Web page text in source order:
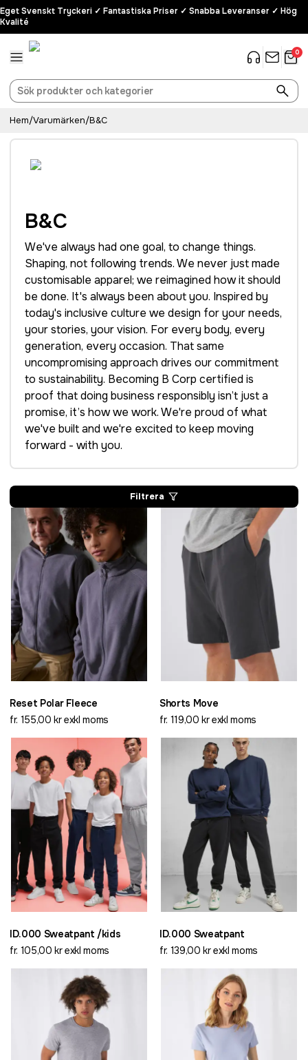
Eget Svenskt Tryckeri ✓ Fantastiska Priser ✓ Snabba Leveranser ✓ Hög
Kvalité
0
Hem/Varumärken/B&C
B&C
We've always had one goal, to change things.
Shaping, not following trends. We never just made
customisable apparel; we reimagined how it should
be done. It's always been about you. Inspired by
today's inclusive culture we design for your needs,
your stories, your vision. For every body, every
generation, every occasion. That same
uncompromising approach drives our commitment
to sustainability. Becoming B Corp certified is
proof that doing business responsibly isn’t just a
promise, it’s how we work. We're proud of what
we've built and we're excited to keep moving
forward - with you.
Filtrera
Reset Polar Fleece
fr. 155,00 kr exkl moms
Shorts Move
fr. 119,00 kr exkl moms
ID.000 Sweatpant /kids
fr. 105,00 kr exkl moms
ID.000 Sweatpant
fr. 139,00 kr exkl moms